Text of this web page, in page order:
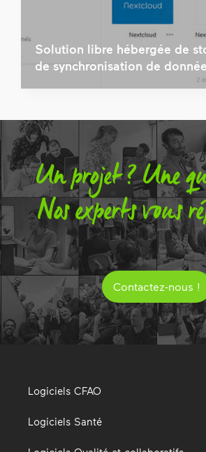
Solution libre hébergée de
de synchronisation de
Un projet ? Une
Nos experts vous
Contactez-nous !
Logiciels CFAO
Logiciels Santé